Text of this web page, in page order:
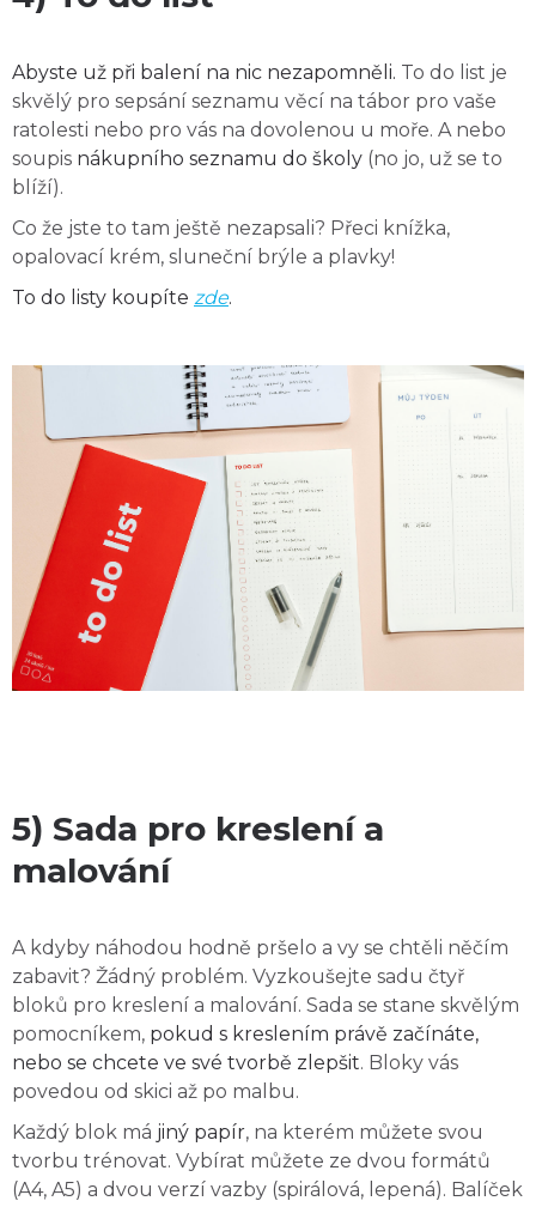
Abyste už při balení na nic nezapomněli. To do list je
skvělý pro sepsání seznamu věcí na tábor pro vaše
ratolesti nebo pro vás na dovolenou u moře. A nebo
soupis nákupního seznamu do školy (no jo, už se to
blíží).
Co že jste to tam ještě nezapsali? Přeci knížka,
opalovací krém, sluneční brýle a plavky!
To do listy koupíte zde.
5) Sada pro kreslení a
malování
A kdyby náhodou hodně pršelo a vy se chtěli něčím
zabavit? Žádný problém. Vyzkoušejte sadu čtyř
bloků pro kreslení a malování. Sada se stane skvělým
pomocníkem, pokud s kreslením právě začínáte,
nebo se chcete ve své tvorbě zlepšit. Bloky vás
povedou od skici až po malbu.
Každý blok má jiný papír, na kterém můžete svou
tvorbu trénovat. Vybírat můžete ze dvou formátů
(A4, A5) a dvou verzí vazby (spirálová, lepená). Balíček